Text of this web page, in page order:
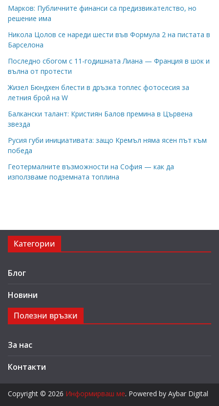
Марков: Публичните финанси са предизвикателство, но
решение има
Никола Цолов се нареди шести във Формула 2 на пистата в
Барселона
Последно сбогом с 11-годишната Лиана — Франция в шок и
вълна от протести
Жизел Бюндхен блести в дръзка топлес фотосесия за
летния брой на W
Балкански талант: Кристиян Балов премина в Цървена
звезда
Русия губи инициативата: защо Кремъл няма ясен път към
победа
Геотермалните възможности на София — как да
използваме подземната топлина
Категории
Блог
Новини
Полезни връзки
За нас
Контакти
Copyright © 2026 Информирваш ме. Powered by Aybar Digital